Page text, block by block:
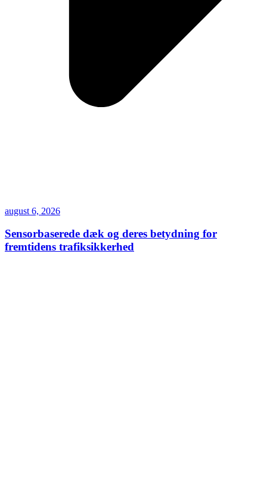
august 6, 2026
Sensorbaserede dæk og deres betydning for
fremtidens trafiksikkerhed